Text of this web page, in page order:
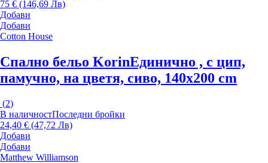
75 € (146,69 Лв)
Добави
Добави
Cotton House
Спално бельо KorinЕдинично , с цип,
памучно, на цветя, сиво, 140x200 cm
(2)
В наличностПоследни бройки
24,40 € (47,72 Лв)
Добави
Добави
Matthew Williamson